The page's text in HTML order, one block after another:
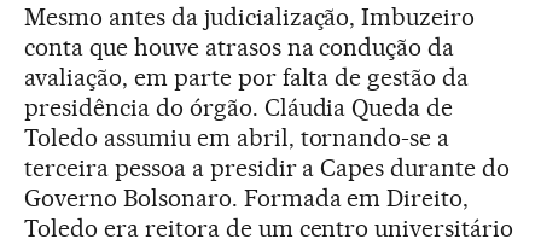
Mesmo antes da judicialização, Imbuzeiro
conta que houve atrasos na condução da
avaliação, em parte por falta de gestão da
presidência do órgão. Cláudia Queda de
Toledo assumiu em abril, tornando-se a
terceira pessoa a presidir a Capes durante do
Governo Bolsonaro. Formada em Direito,
Toledo era reitora de um centro universitário